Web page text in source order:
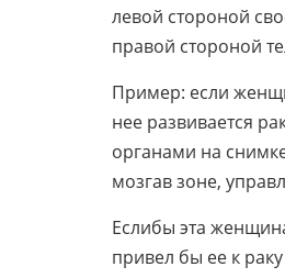
левой стороной
правой стороной
Пример: если
нее развивается
органами на
мозгав зоне,
Еслибы эта
привел бы ее к